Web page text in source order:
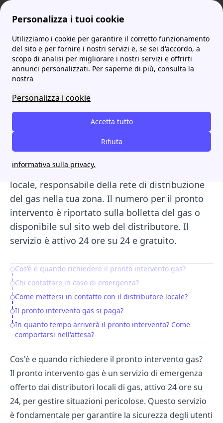
Personalizza i tuoi cookie
Utilizziamo i cookie per garantire il corretto funzionamento
del sito e per fornire i nostri servizi e, se sei d'accordo, a
scopo di analisi per migliorare i nostri servizi e offrirti
annunci personalizzati. Per saperne di più, consulta la
nostra
Personalizza i cookie
Accetta tutto
Rifiuta
informativa sulla privacy.
ProntoBolletta L'assistenza per la tua casa! Tutti i servizi extra dei fornitori! Pronto intervento gas: quando richiederlo, chi contattare e come farlo
Pronto intervento gas:
quando richiederlo, chi
contattare e come farlo
Il pronto intervento gas va richiesto in caso di
emergenze come fughe di gas, odori sospetti o
è fondamentale contattare il distributore
locale, responsabile della rete di distribuzione
del gas nella tua zona. Il numero per il pronto
intervento è riportato sulla bolletta del gas o
disponibile sul sito web del distributore. Il
servizio è attivo 24 ore su 24 e gratuito.
Table of Contents
Cos'è e quando richiedere il pronto intervento gas?
Chi contattare in caso di emergenza?
Come mettersi in contatto con il distributore locale?
Il pronto intervento gas si paga?
In quanto tempo arriverà il pronto intervento? Come
comportarsi nell'attesa?
Cos'è e quando richiedere il pronto intervento gas?
Il pronto intervento gas è un servizio di emergenza
offerto dai distributori locali di gas, attivo 24 ore su
24, per gestire situazioni pericolose. Questo servizio
è fondamentale per garantire la sicurezza degli utenti